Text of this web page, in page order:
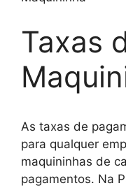
Taxas
As taxas de
para qualquer
maquininhas de
pagamentos. Na